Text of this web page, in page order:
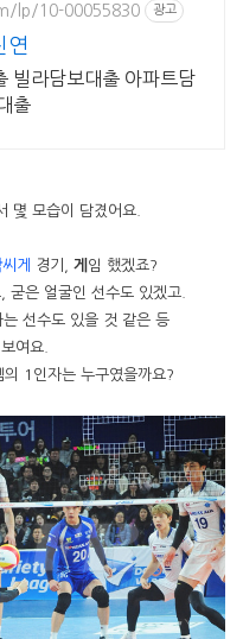
lp/10-00055830 광고
연
빌라담보대출 아파트담
출
몇 모습이 담겼어요.
씨게 경기, 게 임 했겠죠?
굳은 얼굴인 선수도 있겠고.
선수도 있을 것 같은 등
여요.
1인자는 누구였을까요?